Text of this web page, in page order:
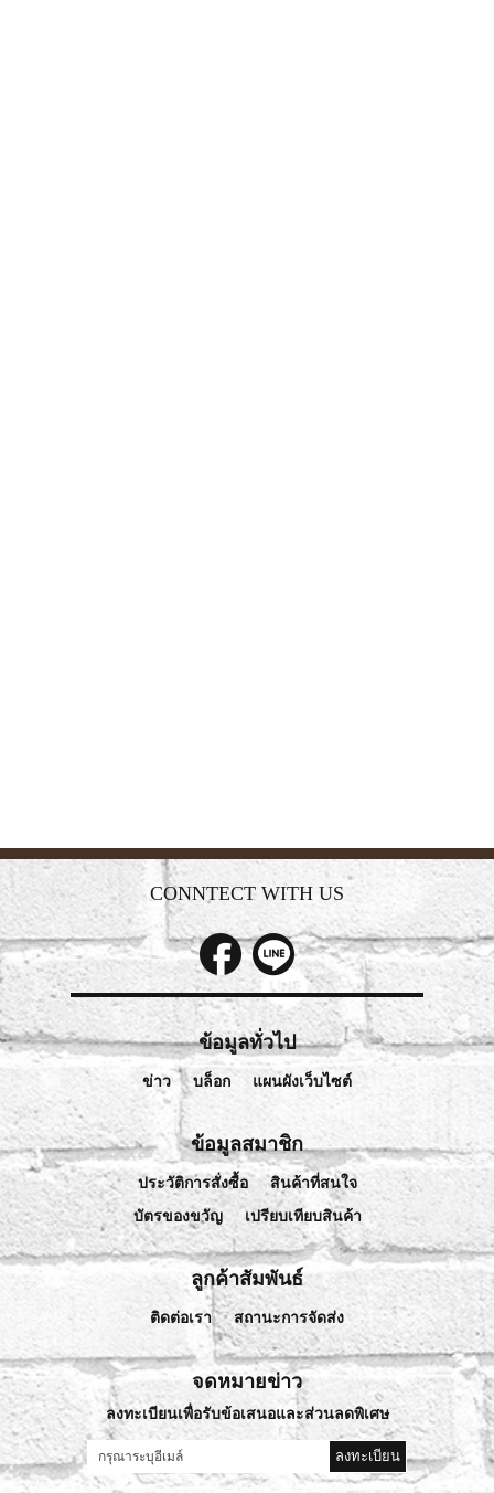
CONNTECT WITH US
ข้อมูลทั่วไป
ข่าว บล็อก แผนผังเว็บไซต์
ข้อมูลสมาชิก
ประวัติการสั่งซื้อ
สินค้าที่สนใจ
บัตรของขวัญ
เปรียบเทียบสินค้า
ลูกค้าสัมพันธ์
ติดต่อเรา สถานะการจัดส่ง
จดหมายข่าว
ลงทะเบียนเพื่อรับข้อเสนอและส่วนลดพิเศษ
ลงทะเบียน